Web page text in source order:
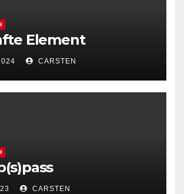
Element
CARSTEN
CARSTEN